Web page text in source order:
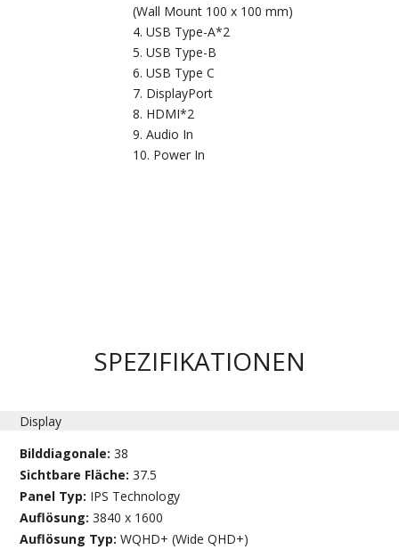
(Wall Mount 100 x 100 mm)
USB Type-A*2
USB Type-B
USB Type C
DisplayPort
HDMI*2
Audio In
Power In
SPEZIFIKATIONEN
Display
Bilddiagonale:38
Sichtbare Fläche:37.5
Panel Typ: IPS Technology
Auflösung:3840 x 1600
Auflösung Typ:WQHD+ (Wide QHD+)